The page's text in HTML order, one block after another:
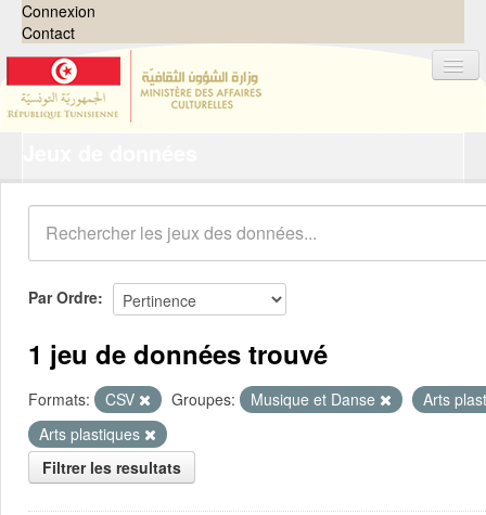
Connexion
Contact
Organisations
Groupes
Demandes 0
À propos
Par Ordre
1 jeu de données trouvé
Formats: CSV Groupes: Musique et Danse
Arts
Arts plastiques
Filtrer les resultats